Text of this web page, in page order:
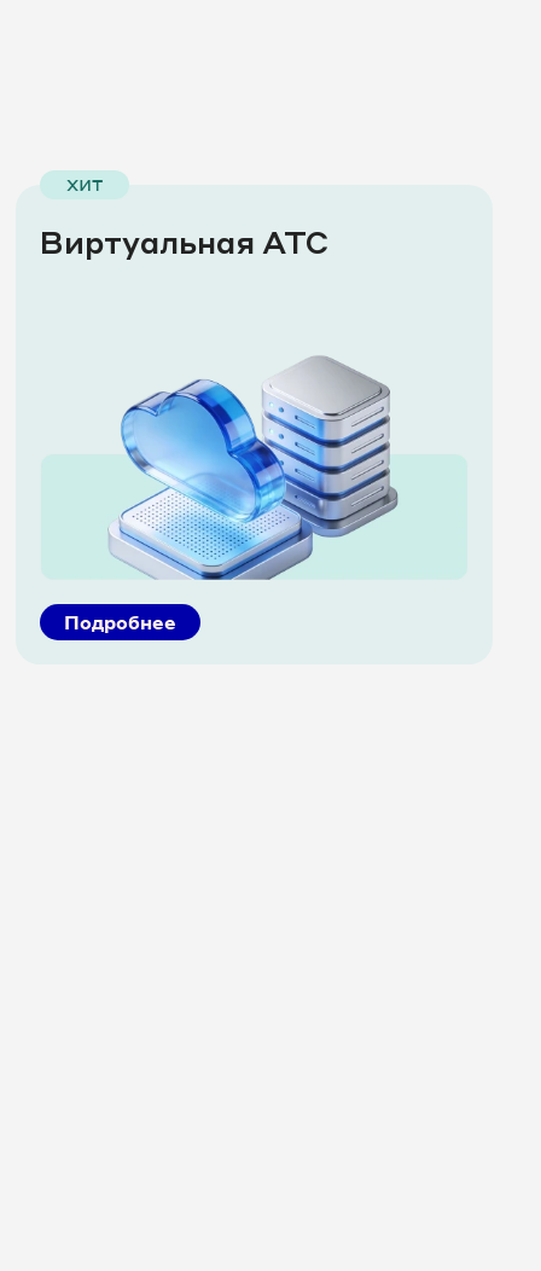
хит
Виртуальная АТС
Подробнее